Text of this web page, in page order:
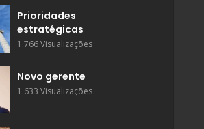
Prioridades
estratégicas
1.766 Visualizações
Novo gerente
1.633 Visualizações